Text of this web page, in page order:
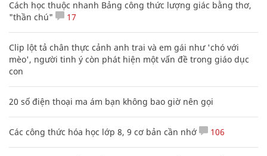
Cách học thuộc nhanh Bảng công thức lượng giác bằng thơ,
"thần chú"
17
Clip lột tả chân thực cảnh anh trai và em gái như 'chó với
mèo', người tinh ý còn phát hiện một vấn đề trong giáo dục
con
20 số điện thoại ma ám bạn không bao giờ nên gọi
Các công thức hóa học lớp 8, 9 cơ bản cần nhớ 106